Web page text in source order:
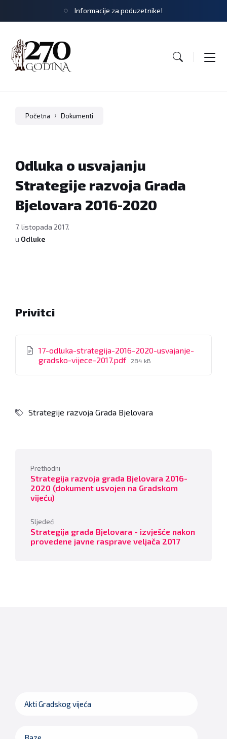
Informacije za poduzetnike!
Početna Dokumenti
Odluka o usvajanju
Strategije razvoja Grada
Bjelovara 2016-2020
7. listopada 2017.
u Odluke
Privitci
17-odluka-strategija-2016-2020-usvajanje-
gradsko-vijece-2017.pdf File
284 kB
Strategije razvoja Grada Bjelovara
Prethodni
Strategija razvoja grada Bjelovara 2016-
2020 (dokument usvojen na Gradskom
vijeću)
Sljedeći
Strategija grada Bjelovara - izvješće nakon
provedene javne rasprave veljača 2017
Akti Gradskog vijeća